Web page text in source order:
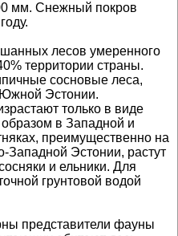
мм. Снежный покров
лесов умеренного
территории страны.
сосновые леса,
Эстонии.
только в виде
в Западной и
преимущественно на
Эстонии, растут
и ельники. Для
грунтовой водой
представители фауны